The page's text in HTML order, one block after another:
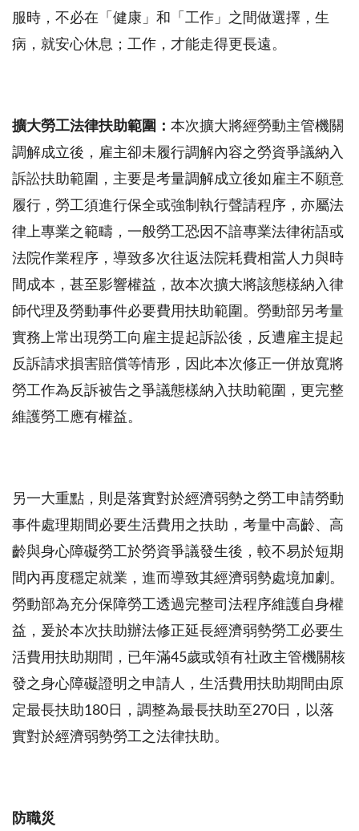
服時，不必在「健康」和「工作」之間做選擇，生
病，就安心休息；工作，才能走得更長遠。
擴大勞工法律扶助範圍： 本次擴大將經勞動主管機關
調解成立後，雇主卻未履行調解內容之勞資爭議納入
訴訟扶助範圍，主要是考量調解成立後如雇主不願意
履行，勞工須進行保全或強制執行聲請程序，亦屬法
律上專業之範疇，一般勞工恐因不諳專業法律術語或
法院作業程序，導致多次往返法院耗費相當人力與時
間成本，甚至影響權益，故本次擴大將該態樣納入律
師代理及勞動事件必要費用扶助範圍。勞動部另考量
實務上常出現勞工向雇主提起訴訟後，反遭雇主提起
反訴請求損害賠償等情形，因此本次修正一併放寬將
勞工作為反訴被告之爭議態樣納入扶助範圍，更完整
維護勞工應有權益。
另一大重點，則是落實對於經濟弱勢之勞工申請勞動
事件處理期間必要生活費用之扶助，考量中高齡、高
齡與身心障礙勞工於勞資爭議發生後，較不易於短期
間內再度穩定就業，進而導致其經濟弱勢處境加劇。
勞動部為充分保障勞工透過完整司法程序維護自身權
益，爰於本次扶助辦法修正延長經濟弱勢勞工必要生
活費用扶助期間，已年滿45歲或領有社政主管機關核
發之身心障礙證明之申請人，生活費用扶助期間由原
定最長扶助180日，調整為最長扶助至270日，以落
實對於經濟弱勢勞工之法律扶助。
防職災